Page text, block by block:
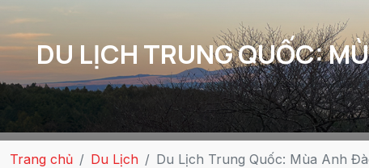
DU LỊCH TRUNG QUỐC:
Trang chủ Du Lịch Du Lịch Trung Quốc: Mùa Anh